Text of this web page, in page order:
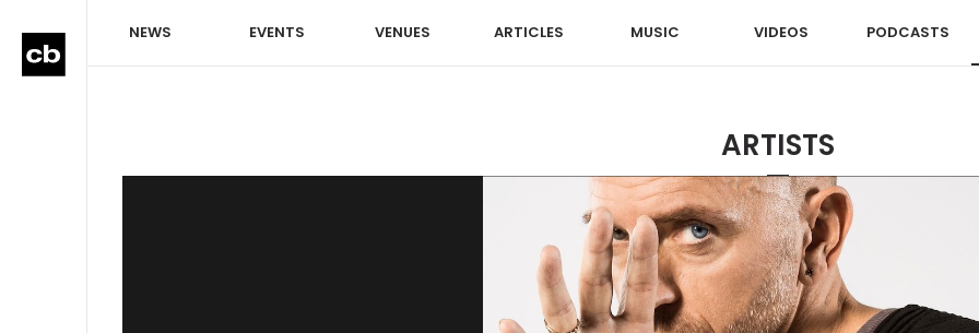
NEWS EVENTS VENUES ARTICLES MUSIC VIDEOS PODCASTS
ARTISTS